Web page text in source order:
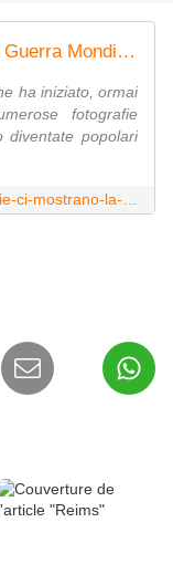
45 Fotografie ci mostrano la Prima Guerra Mondiale a Colori
ha iniziato, ormai
fotografie
diventate popolari